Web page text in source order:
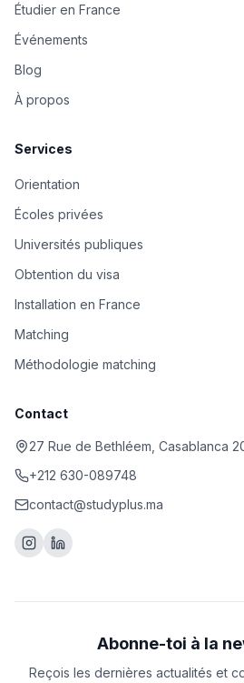
Étudier en France
Événements
Blog
À propos
Services
Orientation
Écoles privées
Universités publiques
Obtention du visa
Installation en France
Matching
Méthodologie matching
Contact
27 Rue de Bethléem, Casablanca
+212 630-089748
contact@studyplus.ma
Abonne-toi à la
Reçois les dernières actualités et